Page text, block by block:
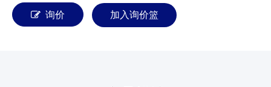
询价 加入询价篮